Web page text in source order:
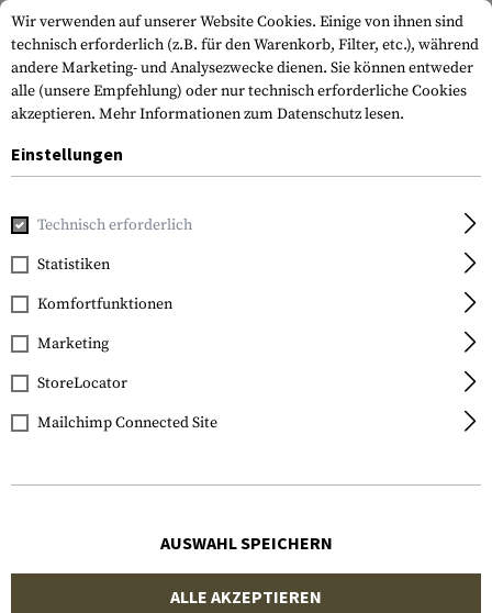
Home Tactical Gear
Blackhawk
SERPA Holster für
Beretta 92/96/M9/M9A1
Wir verwenden auf unserer Website Cookies. Einige von ihnen sind
technisch erforderlich (z.B. für den Warenkorb, Filter, etc.), während
andere Marketing- und Analysezwecke dienen. Sie können entweder
alle (unsere Empfehlung) oder nur technisch erforderliche Cookies
akzeptieren. Mehr Informationen zum Datenschutz lesen.
Einstellungen
Technisch erforderlich
Statistiken
Komfortfunktionen
Marketing
StoreLocator
Mailchimp Connected Site
AUSWAHL SPEICHERN
ALLE AKZEPTIEREN